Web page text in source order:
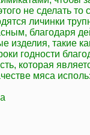
не сделать то
личинки
благодаря
такие
годности
которая
мяса